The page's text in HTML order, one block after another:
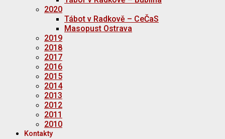
2020
Tábot v Radkově – CeČaS
Masopust Ostrava
2019
2018
2017
2016
2015
2014
2013
2012
2011
2010
Kontakty